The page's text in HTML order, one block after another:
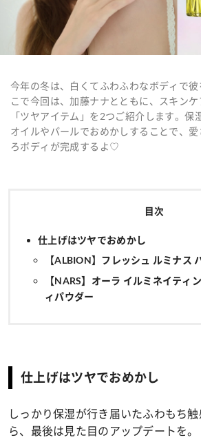
今年の冬は、白くてふわふわなボディで
こで今回は、加藤ナナとともに、スキン
「ツヤアイテム」を2つご紹介します。保
オイルやパールでおめかしすることで、
ろボディが完成するよ♡
目次
仕上げはツヤでおめかし
【ALBION】フレッシュ ルミナス
【NARS】オーラ イルミネイティ
ィパウダー
仕上げはツヤでおめかし
しっかり保湿が行き届いたふわもち
ら、最後は見た目のアップデートを。